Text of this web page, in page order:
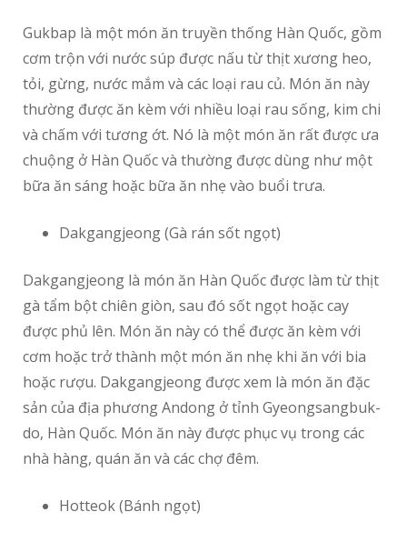
Gukbap là một món ăn truyền thống Hàn Quốc, gồm
cơm trộn với nước súp được nấu từ thịt xương heo,
tỏi, gừng, nước mắm và các loại rau củ. Món ăn này
thường được ăn kèm với nhiều loại rau sống, kim chi
và chấm với tương ớt. Nó là một món ăn rất được ưa
chuộng ở Hàn Quốc và thường được dùng như một
bữa ăn sáng hoặc bữa ăn nhẹ vào buổi trưa.
Dakgangjeong (Gà rán sốt ngọt)
Dakgangjeong là món ăn Hàn Quốc được làm từ thịt
gà tẩm bột chiên giòn, sau đó sốt ngọt hoặc cay
được phủ lên. Món ăn này có thể được ăn kèm với
cơm hoặc trở thành một món ăn nhẹ khi ăn với bia
hoặc rượu. Dakgangjeong được xem là món ăn đặc
sản của địa phương Andong ở tỉnh Gyeongsangbuk-
do, Hàn Quốc. Món ăn này được phục vụ trong các
nhà hàng, quán ăn và các chợ đêm.
Hotteok (Bánh ngọt)